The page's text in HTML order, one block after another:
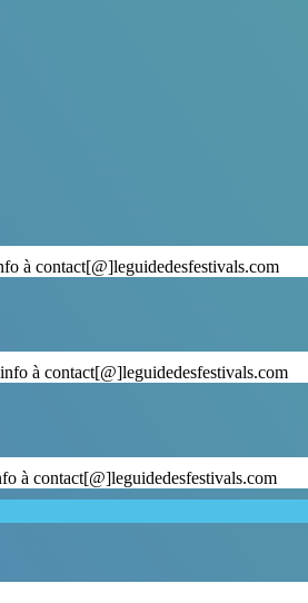
à contact[@]leguidedesfestivals.com
à contact[@]leguidedesfestivals.com
à contact[@]leguidedesfestivals.com